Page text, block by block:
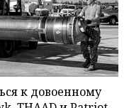
к довоенному